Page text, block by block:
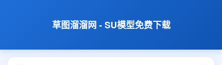
草图溜溜网 - SU模型免费下载